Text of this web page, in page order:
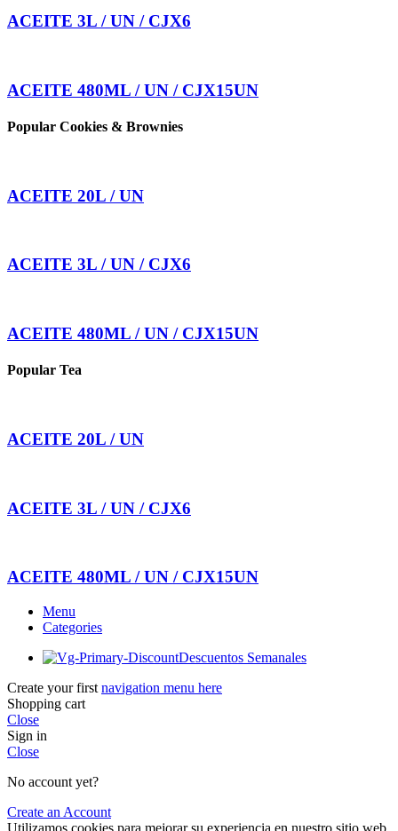
ACEITE 3L / UN / CJX6
ACEITE 480ML / UN / CJX15UN
Popular Cookies & Brownies
ACEITE 20L / UN
ACEITE 3L / UN / CJX6
ACEITE 480ML / UN / CJX15UN
Popular Tea
ACEITE 20L / UN
ACEITE 3L / UN / CJX6
ACEITE 480ML / UN / CJX15UN
Menu
Categories
Descuentos Semanales
Create your first navigation menu here
Shopping cart
Close
Sign in
Close
No account yet?
Create an Account
Utilizamos cookies para mejorar su experiencia en nuestro sitio web.